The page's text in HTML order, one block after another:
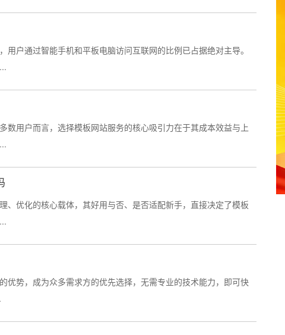
户通过智能手机和平板电脑访问互联网的比例已占据绝对主导。
数用户而言，选择模板网站服务的核心吸引力在于其成本效益与上
、优化的核心载体，其好用与否、是否适配新手，直接决定了模板
优势，成为众多需求方的优先选择，无需专业的技术能力，即可快